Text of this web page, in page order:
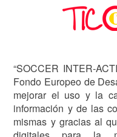
“SOCCER INTER-
Fondo Europeo de
mejorar el uso y la
información y de las
mismas y gracias al